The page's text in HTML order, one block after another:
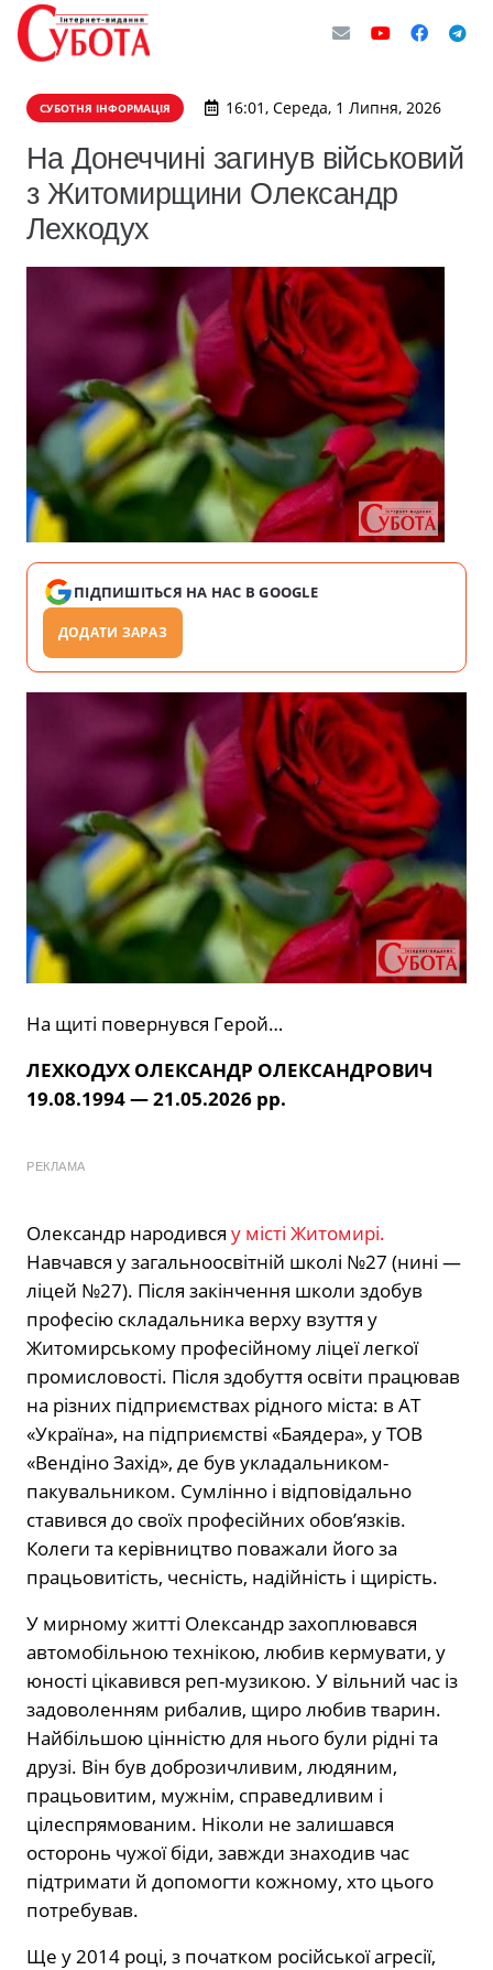
СУБОТНЯ ІНФОРМАЦІЯ 16:01, Середа, 1 Липня, 2026
На Донеччині загинув військовий
з Житомирщини Олександр
Лехкодух
ПІДПИШІТЬСЯ НА НАС В GOOGLE
ДОДАТИ ЗАРАЗ
На щиті повернувся Герой…
ЛЕХКОДУХ ОЛЕКСАНДР ОЛЕКСАНДРОВИЧ
19.08.1994 — 21.05.2026 рр.
РЕКЛАМА
Олександр народився у місті Житомирі.
Навчався у загальноосвітній школі №27 (нині —
ліцей №27). Після закінчення школи здобув
професію складальника верху взуття у
Житомирському професійному ліцеї легкої
промисловості. Після здобуття освіти працював
на різних підприємствах рідного міста: в АТ
«Україна», на підприємстві «Баядера», у ТОВ
«Вендіно Захід», де був укладальником-
пакувальником. Сумлінно і відповідально
ставився до своїх професійних обов’язків.
Колеги та керівництво поважали його за
працьовитість, чесність, надійність і щирість.
У мирному житті Олександр захоплювався
автомобільною технікою, любив кермувати, у
юності цікавився реп-музикою. У вільний час із
задоволенням рибалив, щиро любив тварин.
Найбільшою цінністю для нього були рідні та
друзі. Він був доброзичливим, людяним,
працьовитим, мужнім, справедливим і
цілеспрямованим. Ніколи не залишався
осторонь чужої біди, завжди знаходив час
підтримати й допомогти кожному, хто цього
потребував.
Ще у 2014 році, з початком російської агресії,